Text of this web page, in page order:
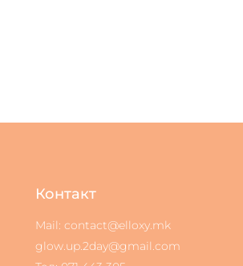
Контакт
Mail: contact@elloxy.mk
glow.up.2day@gmail.com